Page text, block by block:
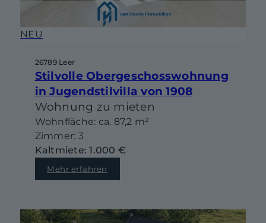
NEU
26789 Leer
Stilvolle Obergeschosswohnung
in Jugendstilvilla von 1908
Wohnung zu mieten
Wohnfläche: ca. 87,2 m²
Zimmer: 3
Kaltmiete: 1.000 €
Mehr erfahren